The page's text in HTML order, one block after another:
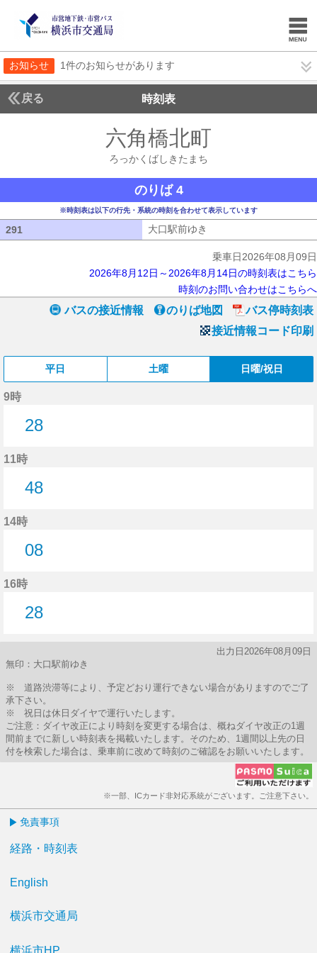
お知らせ 1件のお知らせがあります
戻る 時刻表
六角橋北町
ろっかくばしきたまち
のりば 4
※時刻表は以下の行先・系統の時刻を合わせて表示しています
291 大口駅前ゆき
乗車日2026年08月09日
2026年8月12日～2026年8月14日の時刻表はこちら
時刻のお問い合わせはこちらへ
バスの接近情報 のりば地図
バス停時刻表
接近情報コード印刷
平日 土曜 日曜/祝日
9時
28
11時
48
14時
08
16時
28
出力日2026年08月09日
無印：大口駅前ゆき
※ 道路渋滞等により、予定どおり運行できない場合がありますのでご了
承下さい。
※ 祝日は休日ダイヤで運行いたします。
ご注意：ダイヤ改正により時刻を変更する場合は、概ねダイヤ改正の1週
間前までに新しい時刻表を掲載いたします。そのため、1週間以上先の日
付を検索した場合は、乗車前に改めて時刻のご確認をお願いいたします。
※一部、ICカード非対応系統がございます。ご注意下さい。
免責事項
経路・時刻表
English
横浜市交通局
横浜市HP